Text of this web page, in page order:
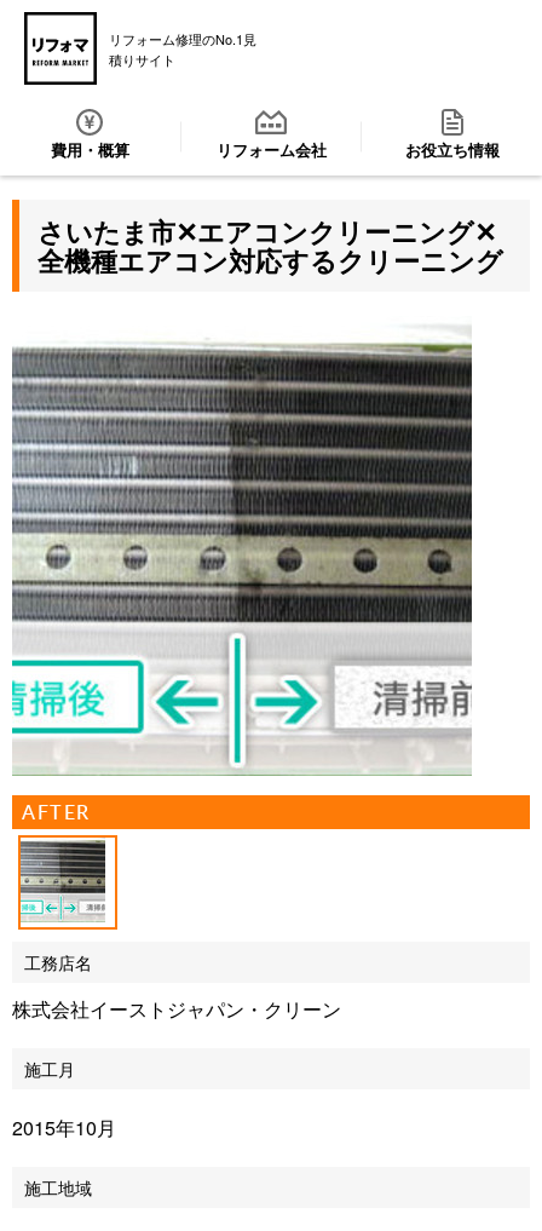
リフォーム修理のNo.1見
積りサイト
費用・概算 リフォーム会社 お役立ち情報
さいたま市✕エアコンクリーニング✕
全機種エアコン対応するクリーニング
AFTER
工務店名
株式会社イーストジャパン・クリーン
施工月
2015年10月
施工地域